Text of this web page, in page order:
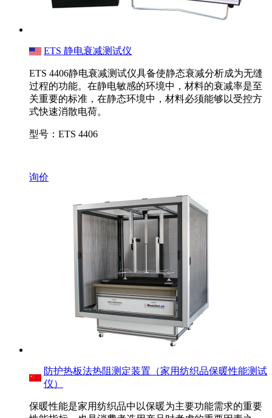
ETS 静电衰减测试仪
ETS 4406静电衰减测试仪具备使静态衰减分析成为无缝
过程的功能。在静电敏感的环境中，材料的衰减率是至
关重要的标准，在静态环境中，材料必须能够以受控方
式快速消散电荷。
型号：ETS 4406
询价
防护热板法热阻测定装置（家用纺织品保暖性能测试
仪）
保暖性能是家用纺织品中以保暖为主要功能需求的重要